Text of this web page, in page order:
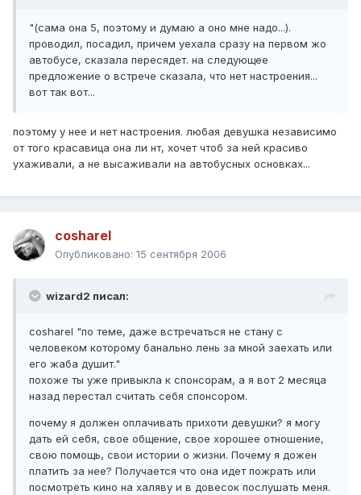
"(сама она 5, поэтому и думаю а оно мне надо...).
проводил, посадил, причем уехала сразу на первом жо
автобусе, сказала пересядет. на следующее
предложение о встрече сказала, что нет настроения...
вот так вот...
поэтому у нее и нет настроения. любая девушка независимо
от того красавица она ли нт, хочет чтоб за ней красиво
ухаживали, а не высаживали на автобусных основках...
cosharel
Опубликовано: 15 сентября 2006
wizard2 писал:
cosharel "по теме, даже встречаться не стану с
человеком которому банально лень за мной заехать или
его жаба душит."
похоже ты уже привыкла к спонсорам, а я вот 2 месяца
назад перестал считать себя спонсором.
почему я должен оплачивать прихоти девушки? я могу
дать ей себя, свое общение, свое хорошее отношение,
свою помощь, свои истории о жизни. Почему я дожен
платить за нее? Получается что она идет пожрать или
посмотреть кино на халяву и в довесок послушать меня.